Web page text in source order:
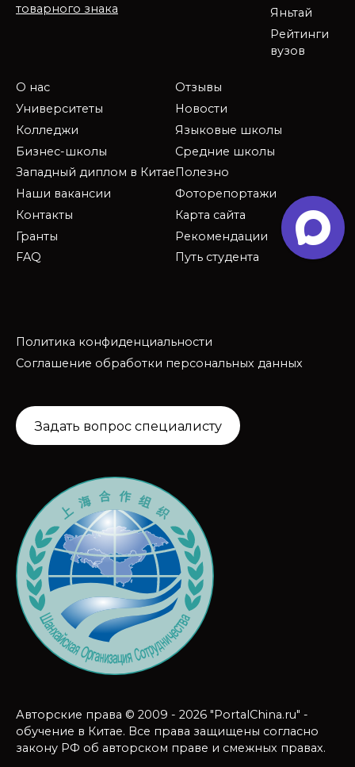
товарного знака
Яньтай
Рейтинги
вузов
О нас
Университеты
Колледжи
Бизнес-школы
Западный диплом в Китае
Наши вакансии
Контакты
Гранты
FAQ
Отзывы
Новости
Языковые школы
Средние школы
Полезно
Фоторепортажи
Карта сайта
Рекомендации
Путь студента
Политика конфиденциальности
Соглашение обработки персональных данных
Задать вопрос специалисту
Авторские права © 2009 - 2026 "PortalChina.ru" -
обучение в Китае. Все права защищены согласно
закону РФ об авторском праве и смежных правах.